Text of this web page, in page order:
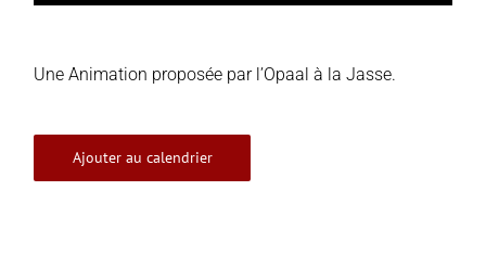
Une Animation proposée par l’Opaal à la Jasse.
Ajouter au calendrier